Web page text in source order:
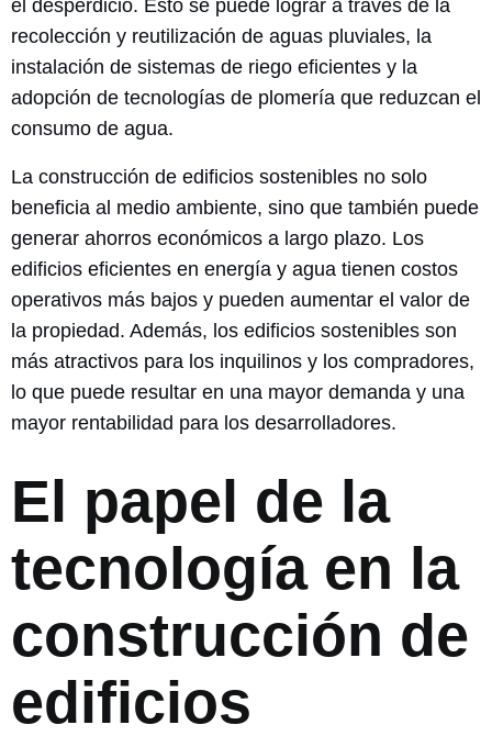
el desperdicio. Esto se puede lograr a través de la
recolección y reutilización de aguas pluviales, la
instalación de sistemas de riego eficientes y la
adopción de tecnologías de plomería que reduzcan el
consumo de agua.
La construcción de edificios sostenibles no solo
beneficia al medio ambiente, sino que también puede
generar ahorros económicos a largo plazo. Los
edificios eficientes en energía y agua tienen costos
operativos más bajos y pueden aumentar el valor de
la propiedad. Además, los edificios sostenibles son
más atractivos para los inquilinos y los compradores,
lo que puede resultar en una mayor demanda y una
mayor rentabilidad para los desarrolladores.
El papel de la
tecnología en la
construcción de
edificios